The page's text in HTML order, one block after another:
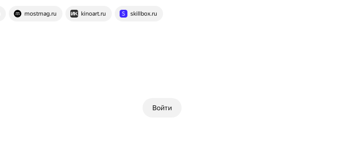
mostmag.ru kinoart.ru skillbox.ru
Войти